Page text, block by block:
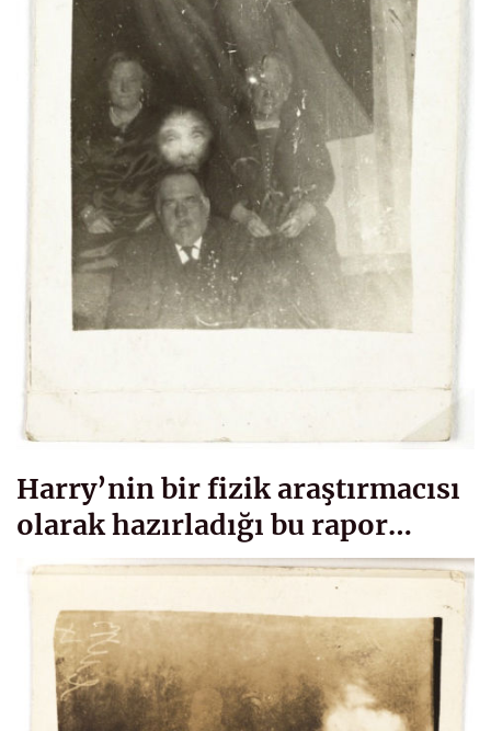
Harry’nin bir fizik araştırmacısı
olarak hazırladığı bu rapor…